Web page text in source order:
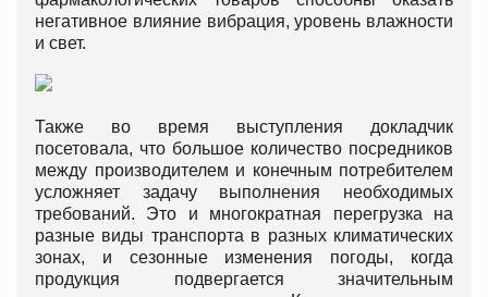
негативное влияние вибрация, уровень влажности
и свет.
Также во время выступления докладчик
посетовала, что большое количество посредников
между производителем и конечным потребителем
усложняет задачу выполнения необходимых
требований. Это и многократная перегрузка на
разные виды транспорта в разных климатических
зонах, и сезонные изменения погоды, когда
продукция подвергается значительным